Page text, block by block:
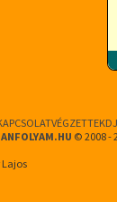
VÉGZETTEK
© 2008 -